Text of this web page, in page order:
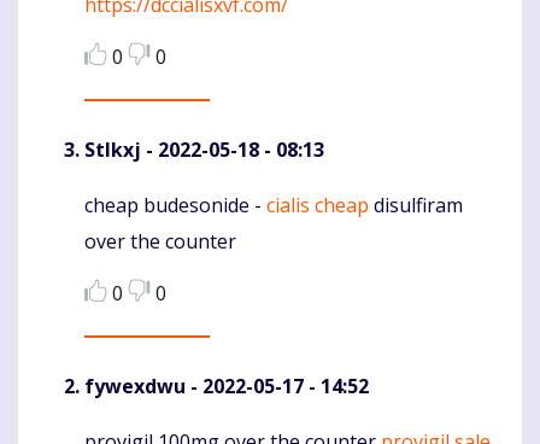
0
0
Stlkxj - 2022-05-18 - 08:13
Komentaras
cheap budesonide - cialis cheap disulfiram
over the counter
0
0
fywexdwu - 2022-05-17 - 14:52